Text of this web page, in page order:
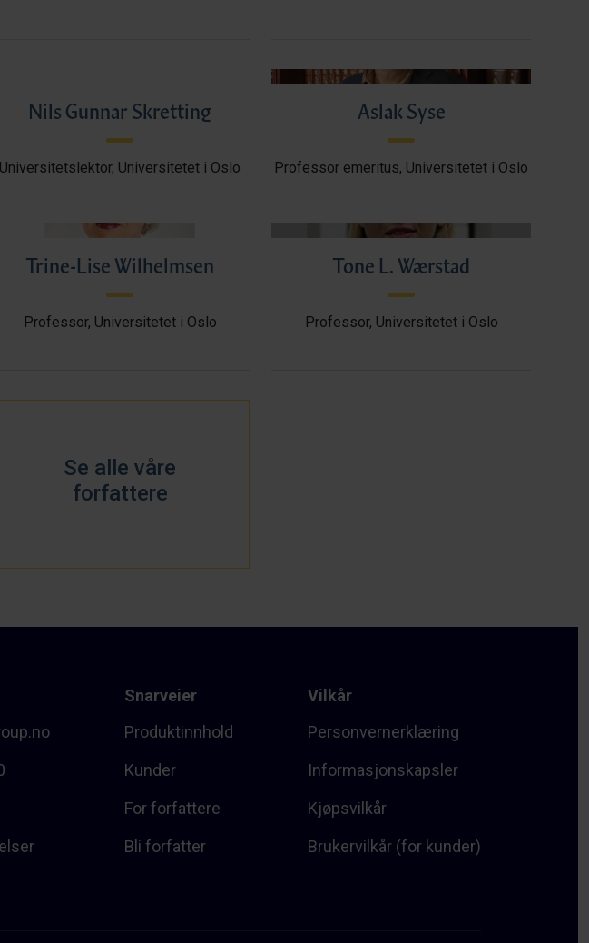
Nils Gunnar Skretting
Universitetslektor, Universitetet i Oslo
Aslak Syse
Professor emeritus, Universitetet i Oslo
Trine-Lise Wilhelmsen
Professor, Universitetet i Oslo
Tone L. Wærstad
Professor, Universitetet i Oslo
Se alle våre
forfattere
Snarveier
Produktinnhold
Kunder
For forfattere
Bli forfatter
Vilkår
Personvernerklæring
Informasjonskapsler
Kjøpsvilkår
Brukervilkår (for kunder)